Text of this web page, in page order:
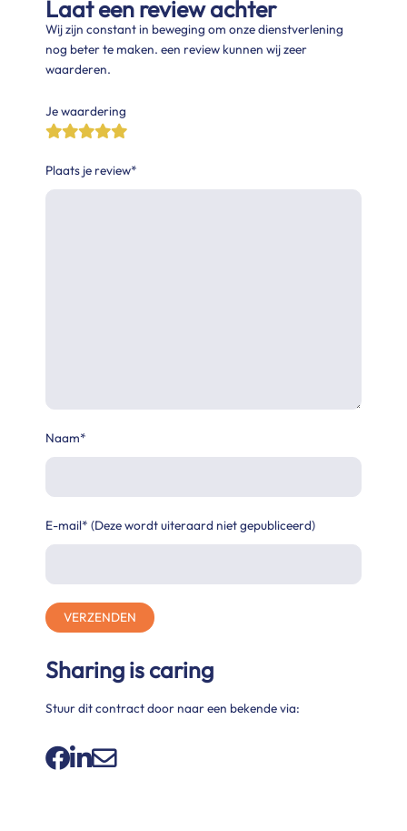
Laat een review achter
Wij zijn constant in beweging om onze dienstverlening
nog beter te maken. een review kunnen wij zeer
waarderen.
Je waardering
Plaats je review*
Naam*
E-mail* (Deze wordt uiteraard niet gepubliceerd)
VERZENDEN
Sharing is caring
Stuur dit contract door naar een bekende via: